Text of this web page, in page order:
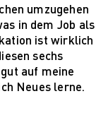
umzugehen
in dem Job als
ist wirklich
sechs
auf meine
Neues lerne.